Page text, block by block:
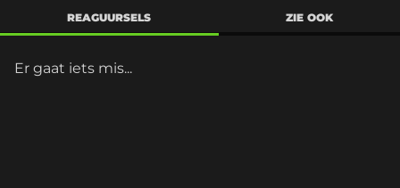
REAGUURSELS ZIE OOK
Er gaat iets mis...